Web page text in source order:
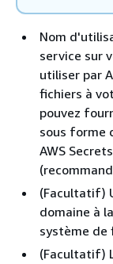
Nom
service sur
utiliser par
fichiers à
pouvez
sous forme
AWS
(Facultatif)
domaine à
système de
(Facultatif)